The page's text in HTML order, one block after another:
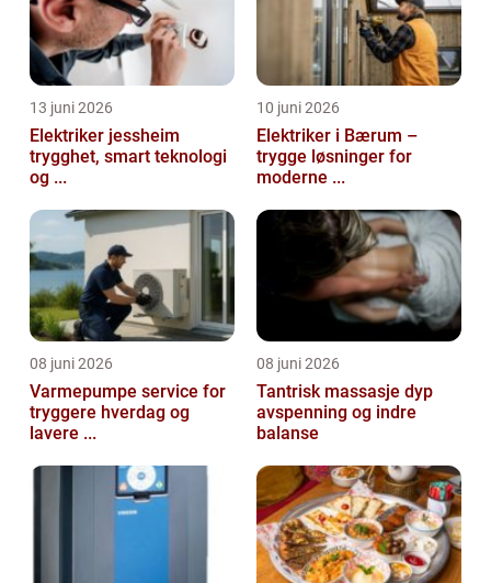
13 juni 2026
Elektriker jessheim
trygghet, smart teknologi
og ...
10 juni 2026
Elektriker i Bærum –
trygge løsninger for
moderne ...
08 juni 2026
Varmepumpe service for
tryggere hverdag og
lavere ...
08 juni 2026
Tantrisk massasje dyp
avspenning og indre
balanse